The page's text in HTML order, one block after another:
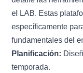
el LAB. Estas
específicamente
fundamentales del
Planificación:
temporada.